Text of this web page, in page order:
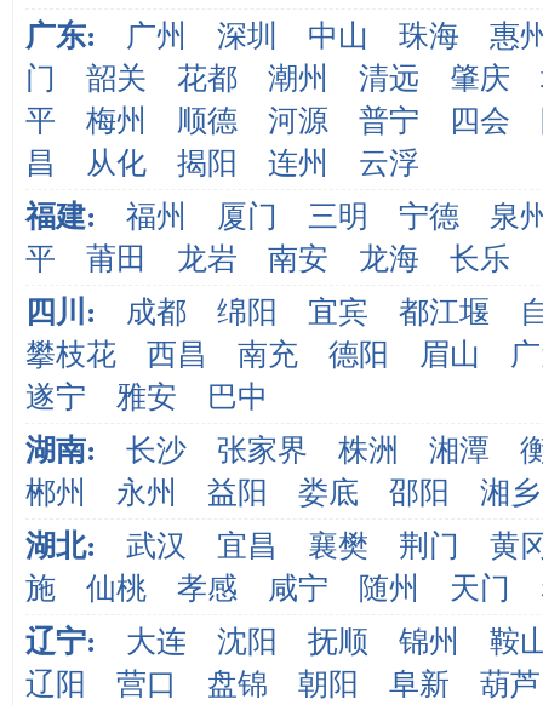
广东:
广州 深圳 中山 珠海
惠
门
韶关 花都 潮州 清远 肇庆
平
梅州 顺德 河源 普宁 四会
昌
从化 揭阳 连州
云浮
福建:
福州 厦门 三明 宁德
泉
平
莆田 龙岩 南安 龙海
长乐
四川:
成都 绵阳 宜宾 都江堰
攀枝花
西昌 南充 德阳 眉山
遂宁
雅安
巴中
湖南:
长沙 张家界 株洲 湘潭
郴州
永州 益阳 娄底 邵阳
湘乡
湖北:
武汉 宜昌 襄樊 荆门
黄
施
仙桃 孝感 咸宁 随州 天门
辽宁:
大连 沈阳 抚顺 锦州
鞍
辽阳
营口 盘锦 朝阳 阜新
葫